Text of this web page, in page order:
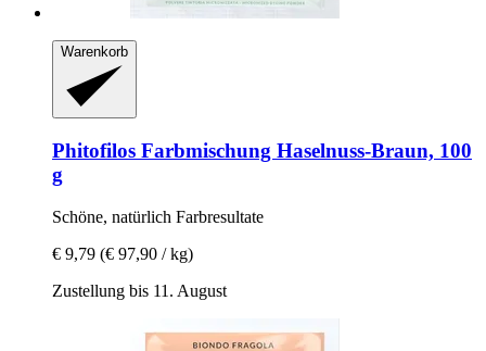
Warenkorb
Phitofilos Farbmischung Haselnuss-​Braun, 100
g
Schöne, natürlich Farbresultate
€ 9,79 (€ 97,90 / kg)
Zustellung bis 11. August